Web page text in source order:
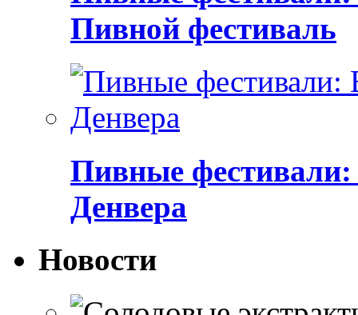
Пивной фестиваль
Пивные фестивали:
Денвера
Новости